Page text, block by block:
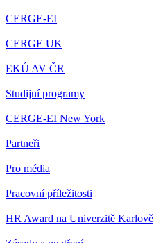
CERGE-EI
CERGE UK
EKÚ AV ČR
Studijní programy
CERGE-EI New York
Partneři
Pro média
Pracovní příležitosti
HR Award na Univerzitě Karlově